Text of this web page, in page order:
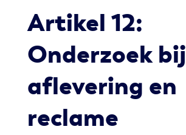
Artikel 12:
Onderzoek bij
aflevering en
reclame